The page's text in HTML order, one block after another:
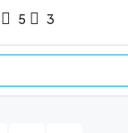
5 3